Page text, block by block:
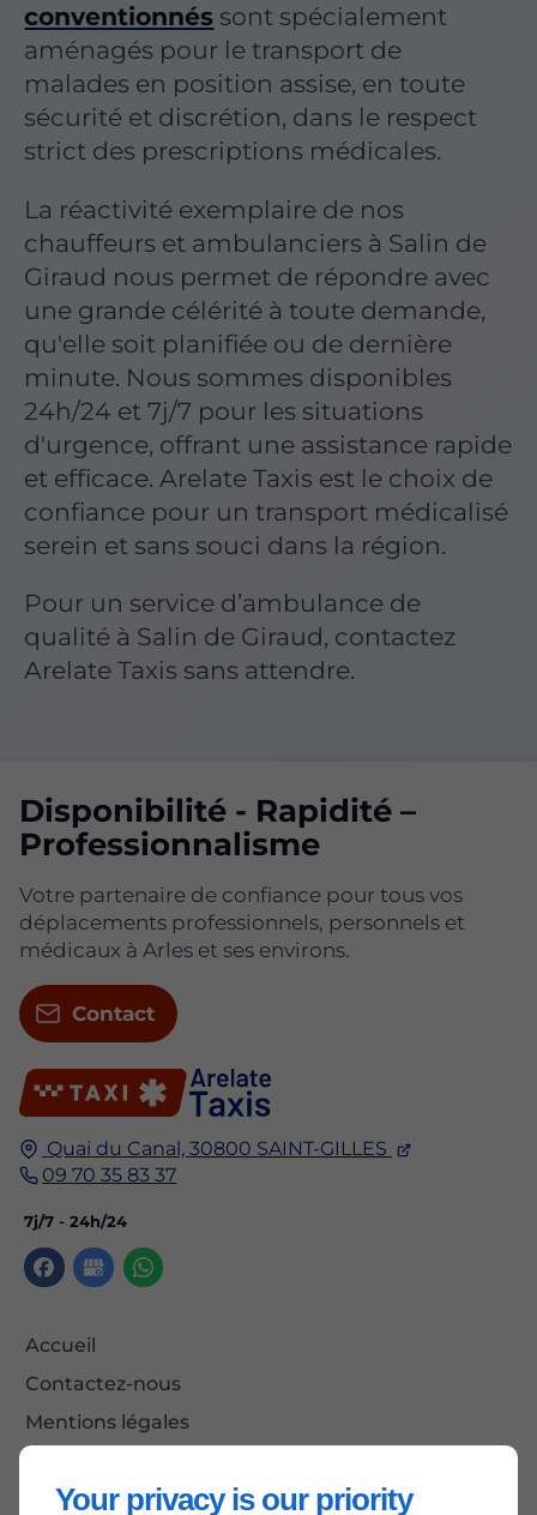
Your privacy is our priority
conventionnés sont spécialement
aménagés pour le transport de
malades en position assise, en toute
sécurité et discrétion, dans le respect
strict des prescriptions médicales.
La réactivité exemplaire de nos
chauffeurs et ambulanciers à Salin de
Giraud nous permet de répondre avec
une grande célérité à toute demande,
qu'elle soit planifiée ou de dernière
minute. Nous sommes disponibles
24h/24 et 7j/7 pour les situations
d'urgence, offrant une assistance rapide
et efficace. Arelate Taxis est le choix de
confiance pour un transport médicalisé
serein et sans souci dans la région.
Pour un service d’ambulance de
qualité à Salin de Giraud, contactez
Arelate Taxis sans attendre.
Quai du Canal,30800 SAINT-GILLES
09 70 35 83 37
7j/7 - 24h/24
Accueil
Contactez-nous
Mentions légales
Disponibilité - Rapidité –
Professionnalisme
Votre partenaire de confiance pour tous vos
déplacements professionnels, personnels et
médicaux à Arles et ses environs.
Contact